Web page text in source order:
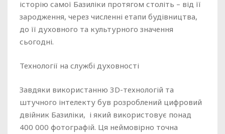
історію самої Базиліки протягом століть – від її
зародження, через численні етапи будівництва,
до її духовного та культурного значення
сьогодні.
Технології на службі духовності
Завдяки використанню 3D-технологій та
штучного інтелекту був розроблений цифровий
двійник Базиліки, і який використовує понад
400 000 фотографій. Ця неймовірно точна